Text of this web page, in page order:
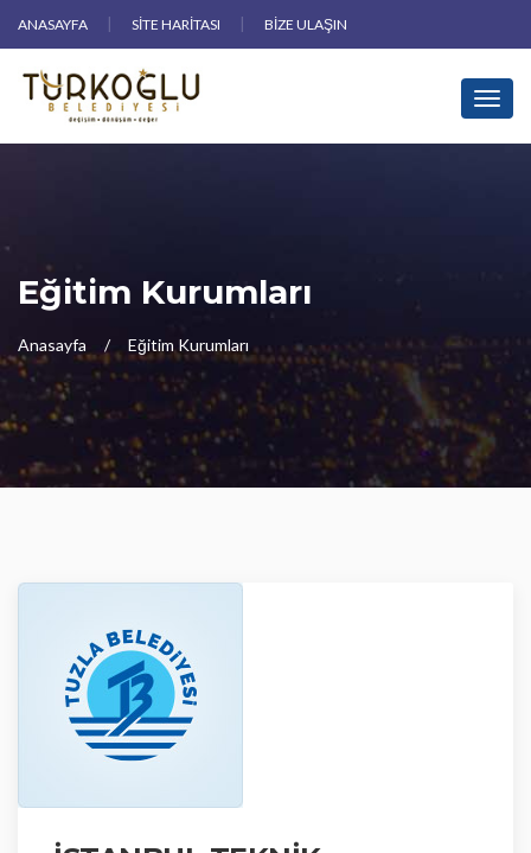
ANASAYFA SITE HARITASI BIZE ULAŞIN
Eğitim Kurumları
Anasayfa Eğitim Kurumları